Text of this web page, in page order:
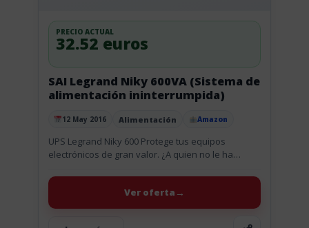
Publicado el
12 May 2016 Alimentación Amazon
SAI Legrand Niky 600VA (Sistema de
alimentación ininterrumpida)
PRECIO ACTUAL
32.52 euros
UPS Legrand Niky 600 Protege tus equipos
electrónicos de gran valor. ¿A quien no le ha
importante de...
Ver oferta